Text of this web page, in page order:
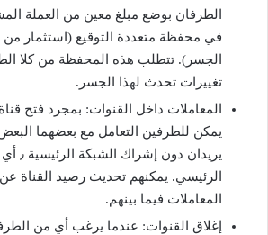
الطرفان بوضع مبلغ معين من العملة
في محفظة متعددة التوقيع (استثمار من
الجسر). تتطلب هذه المحفظة من كلا
تغييرات تحدث لهذا الجسر.
المعاملات داخل القنوات: بمجرد فتح
يمكن للطرفين التعامل مع بعضهما
الرئيسي. يمكنهم تحديث رصيد القناة
المعاملات فيما بينهم.
إغلاق القنوات: عندما يرغب أي من